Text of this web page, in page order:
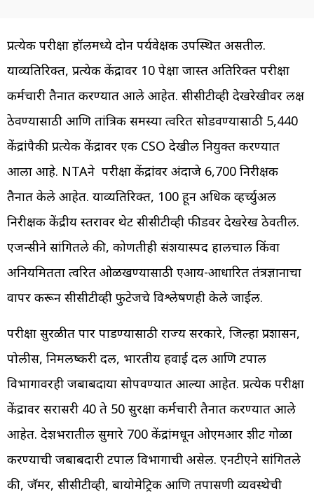
प्रत्येक परीक्षा हॉलमध्ये दोन पर्यवेक्षक उपस्थित असतील.
याव्यतिरिक्त, प्रत्येक केंद्रावर 10 पेक्षा जास्त अतिरिक्त परीक्षा
कर्मचारी तैनात करण्यात आले आहेत. सीसीटीव्ही देखरेखीवर लक्ष
ठेवण्यासाठी आणि तांत्रिक समस्या त्वरित सोडवण्यासाठी 5,440
केंद्रांपैकी प्रत्येक केंद्रावर एक CSO देखील नियुक्त करण्यात
आला आहे. NTAने परीक्षा केंद्रांवर अंदाजे 6,700 निरीक्षक
तैनात केले आहेत. याव्यतिरिक्त, 100 हून अधिक व्हर्च्युअल
निरीक्षक केंद्रीय स्तरावर थेट सीसीटीव्ही फीडवर देखरेख ठेवतील.
एजन्सीने सांगितले की, कोणतीही संशयास्पद हालचाल किंवा
अनियमितता त्वरित ओळखण्यासाठी एआय-आधारित तंत्रज्ञानाचा
वापर करून सीसीटीव्ही फुटेजचे विश्लेषणही केले जाईल.
परीक्षा सुरळीत पार पाडण्यासाठी राज्य सरकारे, जिल्हा प्रशासन,
पोलीस, निमलष्करी दल, भारतीय हवाई दल आणि टपाल
विभागावरही जबाबदाऱ्या सोपवण्यात आल्या आहेत. प्रत्येक परीक्षा
केंद्रावर सरासरी 40 ते 50 सुरक्षा कर्मचारी तैनात करण्यात आले
आहेत. देशभरातील सुमारे 700 केंद्रांमधून ओएमआर शीट गोळा
करण्याची जबाबदारी टपाल विभागाची असेल. एनटीएने सांगितले
की, जॅमर, सीसीटीव्ही, बायोमेट्रिक आणि तपासणी व्यवस्थेची